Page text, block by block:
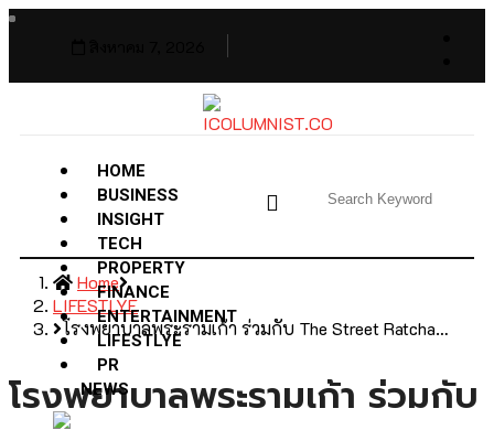
HOME
BUSINESS
INSIGHT
TECH
PROPERTY
FINANCE
ENTERTAINMENT
LIFESTLYE
PR
NEWS
Home
LIFESTLYE
โรงพยาบาลพระรามเก้า ร่วมกับ The Street Ratcha…
โรงพยาบาลพระรามเก้า ร่วมกับ